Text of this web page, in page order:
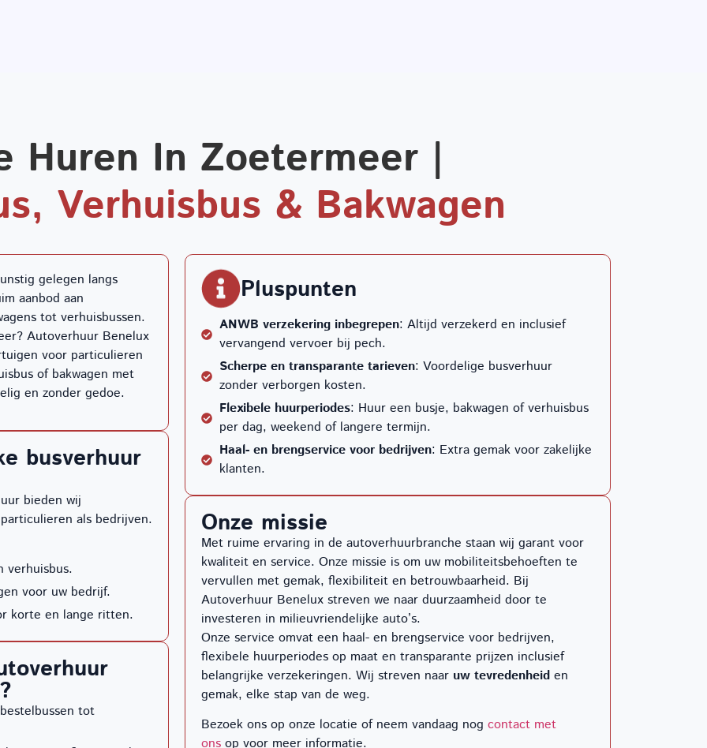
Huren In Zoetermeer |
Verhuisbus & Bakwagen
gelegen langs
aanbod aan
tot verhuisbussen.
Autoverhuur Benelux
voor particulieren
of bakwagen met
en zonder gedoe.
busverhuur
bieden wij
als bedrijven.
verhuisbus.
voor uw bedrijf.
korte en lange ritten.
tot
Pluspunten
ANWB verzekering inbegrepen: Altijd verzekerd en inclusief
vervangend vervoer bij pech.
Scherpe en transparante tarieven: Voordelige busverhuur
zonder verborgen kosten.
Flexibele huurperiodes: Huur een busje, bakwagen of verhuisbus
per dag, weekend of langere termijn.
Haal- en brengservice voor bedrijven: Extra gemak voor zakelijke
klanten.
Onze missie
Met ruime ervaring in de autoverhuurbranche staan wij garant voor
kwaliteit en service. Onze missie is om uw mobiliteitsbehoeften te
vervullen met gemak, flexibiliteit en betrouwbaarheid. Bij
Autoverhuur Benelux streven we naar duurzaamheid door te
investeren in milieuvriendelijke auto’s.
Onze service omvat een haal- en brengservice voor bedrijven,
flexibele huurperiodes op maat en transparante prijzen inclusief
belangrijke verzekeringen. Wij streven naar uw tevredenheid en
gemak, elke stap van de weg.
Bezoek ons op onze locatie of neem vandaag nog contact met
ons op voor meer informatie.